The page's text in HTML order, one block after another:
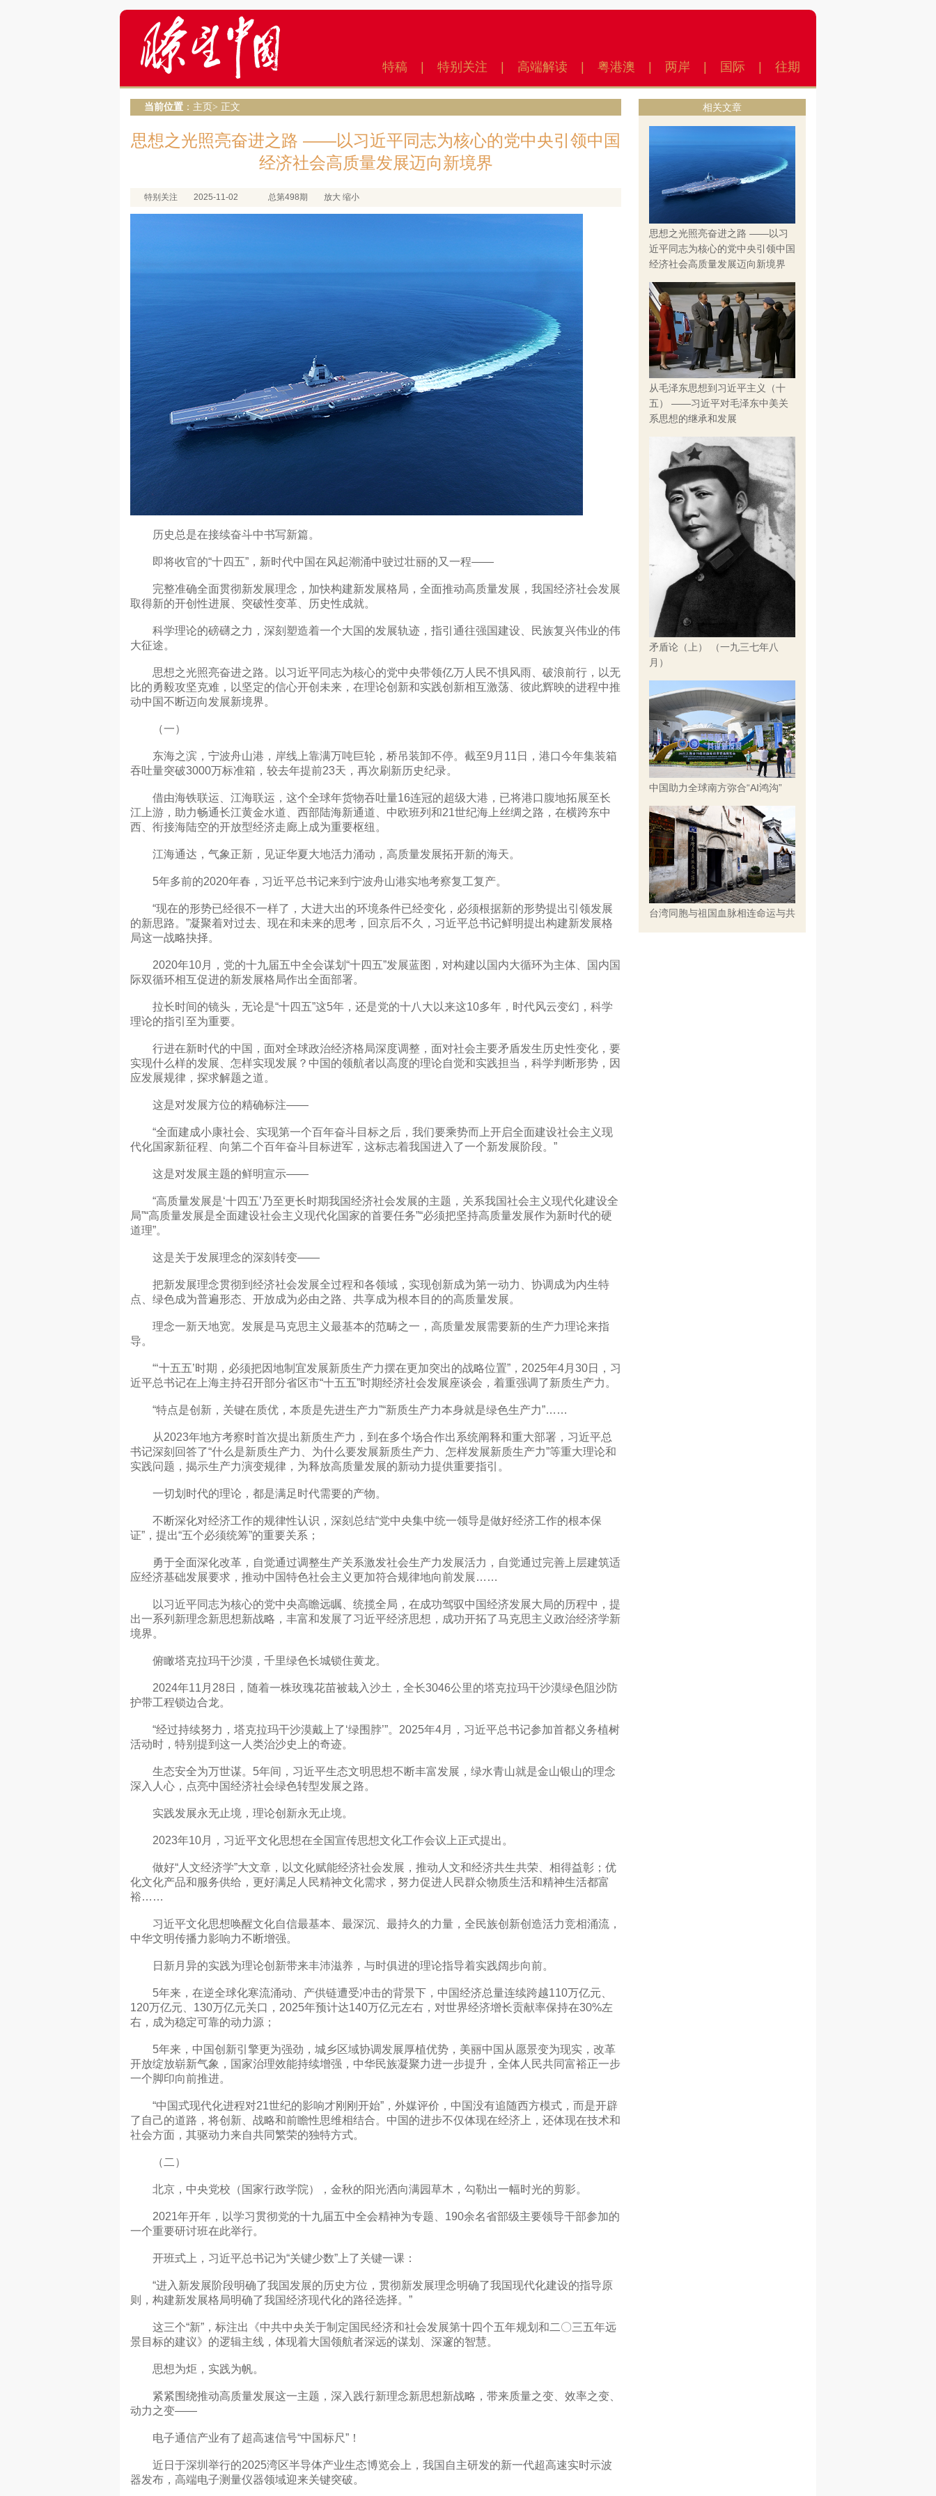
特稿 特别关注 高端解读 粤港澳 两岸 国际 往期
当前位置 ： 主页 > 正文
思想之光照亮奋进之路 ——以习近平同志为核心的党中央引领中国
经济社会高质量发展迈向新境界
特别关注 2025-11-02 总第498期 放大 缩小
历史总是在接续奋斗中书写新篇。
即将收官的“十四五”，新时代中国在风起潮涌中驶过壮丽的又一程——
完整准确全面贯彻新发展理念，加快构建新发展格局，全面推动高质量发展，我国经济社会发展
取得新的开创性进展、突破性变革、历史性成就。
科学理论的磅礴之力，深刻塑造着一个大国的发展轨迹，指引通往强国建设、民族复兴伟业的伟
大征途。
思想之光照亮奋进之路。以习近平同志为核心的党中央带领亿万人民不惧风雨、破浪前行，以无
比的勇毅攻坚克难，以坚定的信心开创未来，在理论创新和实践创新相互激荡、彼此辉映的进程中推
动中国不断迈向发展新境界。
（一）
东海之滨，宁波舟山港，岸线上靠满万吨巨轮，桥吊装卸不停。截至9月11日，港口今年集装箱
吞吐量突破3000万标准箱，较去年提前23天，再次刷新历史纪录。
借由海铁联运、江海联运，这个全球年货物吞吐量16连冠的超级大港，已将港口腹地拓展至长
江上游，助力畅通长江黄金水道、西部陆海新通道、中欧班列和21世纪海上丝绸之路，在横跨东中
西、衔接海陆空的开放型经济走廊上成为重要枢纽。
江海通达，气象正新，见证华夏大地活力涌动，高质量发展拓开新的海天。
5年多前的2020年春，习近平总书记来到宁波舟山港实地考察复工复产。
“现在的形势已经很不一样了，大进大出的环境条件已经变化，必须根据新的形势提出引领发展
的新思路。”凝聚着对过去、现在和未来的思考，回京后不久，习近平总书记鲜明提出构建新发展格
局这一战略抉择。
2020年10月，党的十九届五中全会谋划“十四五”发展蓝图，对构建以国内大循环为主体、国内国
际双循环相互促进的新发展格局作出全面部署。
拉长时间的镜头，无论是“十四五”这5年，还是党的十八大以来这10多年，时代风云变幻，科学
理论的指引至为重要。
行进在新时代的中国，面对全球政治经济格局深度调整，面对社会主要矛盾发生历史性变化，要
实现什么样的发展、怎样实现发展？中国的领航者以高度的理论自觉和实践担当，科学判断形势，因
应发展规律，探求解题之道。
这是对发展方位的精确标注——
“全面建成小康社会、实现第一个百年奋斗目标之后，我们要乘势而上开启全面建设社会主义现
代化国家新征程、向第二个百年奋斗目标进军，这标志着我国进入了一个新发展阶段。”
这是对发展主题的鲜明宣示——
“高质量发展是‘十四五’乃至更长时期我国经济社会发展的主题，关系我国社会主义现代化建设全
局”“高质量发展是全面建设社会主义现代化国家的首要任务”“必须把坚持高质量发展作为新时代的硬
道理”。
这是关于发展理念的深刻转变——
把新发展理念贯彻到经济社会发展全过程和各领域，实现创新成为第一动力、协调成为内生特
点、绿色成为普遍形态、开放成为必由之路、共享成为根本目的的高质量发展。
理念一新天地宽。发展是马克思主义最基本的范畴之一，高质量发展需要新的生产力理论来指
导。
“‘十五五’时期，必须把因地制宜发展新质生产力摆在更加突出的战略位置”，2025年4月30日，习
近平总书记在上海主持召开部分省区市“十五五”时期经济社会发展座谈会，着重强调了新质生产力。
“特点是创新，关键在质优，本质是先进生产力”“新质生产力本身就是绿色生产力”……
从2023年地方考察时首次提出新质生产力，到在多个场合作出系统阐释和重大部署，习近平总
书记深刻回答了“什么是新质生产力、为什么要发展新质生产力、怎样发展新质生产力”等重大理论和
实践问题，揭示生产力演变规律，为释放高质量发展的新动力提供重要指引。
一切划时代的理论，都是满足时代需要的产物。
不断深化对经济工作的规律性认识，深刻总结“党中央集中统一领导是做好经济工作的根本保
证”，提出“五个必须统筹”的重要关系；
勇于全面深化改革，自觉通过调整生产关系激发社会生产力发展活力，自觉通过完善上层建筑适
应经济基础发展要求，推动中国特色社会主义更加符合规律地向前发展……
以习近平同志为核心的党中央高瞻远瞩、统揽全局，在成功驾驭中国经济发展大局的历程中，提
出一系列新理念新思想新战略，丰富和发展了习近平经济思想，成功开拓了马克思主义政治经济学新
境界。
俯瞰塔克拉玛干沙漠，千里绿色长城锁住黄龙。
2024年11月28日，随着一株玫瑰花苗被栽入沙土，全长3046公里的塔克拉玛干沙漠绿色阻沙防
护带工程锁边合龙。
“经过持续努力，塔克拉玛干沙漠戴上了‘绿围脖’”。2025年4月，习近平总书记参加首都义务植树
活动时，特别提到这一人类治沙史上的奇迹。
生态安全为万世谋。5年间，习近平生态文明思想不断丰富发展，绿水青山就是金山银山的理念
深入人心，点亮中国经济社会绿色转型发展之路。
实践发展永无止境，理论创新永无止境。
2023年10月，习近平文化思想在全国宣传思想文化工作会议上正式提出。
做好“人文经济学”大文章，以文化赋能经济社会发展，推动人文和经济共生共荣、相得益彰；优
化文化产品和服务供给，更好满足人民精神文化需求，努力促进人民群众物质生活和精神生活都富
裕……
习近平文化思想唤醒文化自信最基本、最深沉、最持久的力量，全民族创新创造活力竞相涌流，
中华文明传播力影响力不断增强。
日新月异的实践为理论创新带来丰沛滋养，与时俱进的理论指导着实践阔步向前。
5年来，在逆全球化寒流涌动、产供链遭受冲击的背景下，中国经济总量连续跨越110万亿元、
120万亿元、130万亿元关口，2025年预计达140万亿元左右，对世界经济增长贡献率保持在30%左
右，成为稳定可靠的动力源；
5年来，中国创新引擎更为强劲，城乡区域协调发展厚植优势，美丽中国从愿景变为现实，改革
开放绽放崭新气象，国家治理效能持续增强，中华民族凝聚力进一步提升，全体人民共同富裕正一步
一个脚印向前推进。
“中国式现代化进程对21世纪的影响才刚刚开始”，外媒评价，中国没有追随西方模式，而是开辟
了自己的道路，将创新、战略和前瞻性思维相结合。中国的进步不仅体现在经济上，还体现在技术和
社会方面，其驱动力来自共同繁荣的独特方式。
（二）
北京，中央党校（国家行政学院），金秋的阳光洒向满园草木，勾勒出一幅时光的剪影。
2021年开年，以学习贯彻党的十九届五中全会精神为专题、190余名省部级主要领导干部参加的
一个重要研讨班在此举行。
开班式上，习近平总书记为“关键少数”上了关键一课：
“进入新发展阶段明确了我国发展的历史方位，贯彻新发展理念明确了我国现代化建设的指导原
则，构建新发展格局明确了我国经济现代化的路径选择。”
这三个“新”，标注出《中共中央关于制定国民经济和社会发展第十四个五年规划和二〇三五年远
景目标的建议》的逻辑主线，体现着大国领航者深远的谋划、深邃的智慧。
思想为炬，实践为帆。
紧紧围绕推动高质量发展这一主题，深入践行新理念新思想新战略，带来质量之变、效率之变、
动力之变——
电子通信产业有了超高速信号“中国标尺”！
近日于深圳举行的2025湾区半导体产业生态博览会上，我国自主研发的新一代超高速实时示波
器发布，高端电子测量仪器领域迎来关键突破。
相关文章
思想之光照亮奋进之路 ——以习
近平同志为核心的党中央引领中国
经济社会高质量发展迈向新境界
从毛泽东思想到习近平主义（十
五） ——习近平对毛泽东中美关
系思想的继承和发展
矛盾论（上） （一九三七年八
月）
中国助力全球南方弥合“AI鸿沟”
台湾同胞与祖国血脉相连命运与共